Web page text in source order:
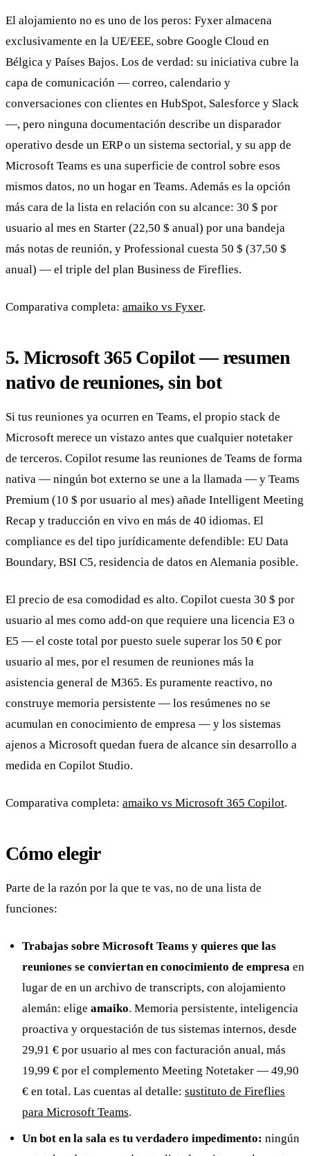
El alojamiento no es uno de los peros: Fyxer almacena
exclusivamente en la UE/EEE, sobre Google Cloud en
Bélgica y Países Bajos. Los de verdad: su iniciativa cubre la
capa de comunicación — correo, calendario y
conversaciones con clientes en HubSpot, Salesforce y Slack
—, pero ninguna documentación describe un disparador
operativo desde un ERP o un sistema sectorial, y su app de
Microsoft Teams es una superficie de control sobre esos
mismos datos, no un hogar en Teams. Además es la opción
más cara de la lista en relación con su alcance: 30 $ por
usuario al mes en Starter (22,50 $ anual) por una bandeja
más notas de reunión, y Professional cuesta 50 $ (37,50 $
anual) — el triple del plan Business de Fireflies.
Comparativa completa: amaiko vs Fyxer.
5. Microsoft 365 Copilot — resumen
nativo de reuniones, sin bot
Si tus reuniones ya ocurren en Teams, el propio stack de
Microsoft merece un vistazo antes que cualquier notetaker
de terceros. Copilot resume las reuniones de Teams de forma
nativa — ningún bot externo se une a la llamada — y Teams
Premium (10 $ por usuario al mes) añade Intelligent Meeting
Recap y traducción en vivo en más de 40 idiomas. El
compliance es del tipo jurídicamente defendible: EU Data
Boundary, BSI C5, residencia de datos en Alemania posible.
El precio de esa comodidad es alto. Copilot cuesta 30 $ por
usuario al mes como add-on que requiere una licencia E3 o
E5 — el coste total por puesto suele superar los 50 € por
usuario al mes, por el resumen de reuniones más la
asistencia general de M365. Es puramente reactivo, no
construye memoria persistente — los resúmenes no se
acumulan en conocimiento de empresa — y los sistemas
ajenos a Microsoft quedan fuera de alcance sin desarrollo a
medida en Copilot Studio.
Comparativa completa: amaiko vs Microsoft 365 Copilot.
Cómo elegir
Parte de la razón por la que te vas, no de una lista de
funciones:
Trabajas sobre Microsoft Teams y quieres que las
reuniones se conviertan en conocimiento de empresa en
lugar de en un archivo de transcripts, con alojamiento
alemán: elige amaiko. Memoria persistente, inteligencia
proactiva y orquestación de tus sistemas internos, desde
29,91 € por usuario al mes con facturación anual, más
19,99 € por el complemento Meeting Notetaker — 49,90
€ en total. Las cuentas al detalle: sustituto de Fireflies
para Microsoft Teams.
Un bot en la sala es tu verdadero impedimento: ningún